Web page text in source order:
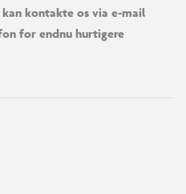
kontakte os via e-mail
for endnu hurtigere